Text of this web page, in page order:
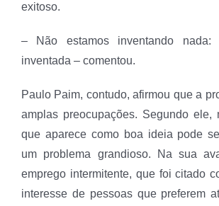
exitoso.
– Não estamos inventando
inventada – comentou.
Paulo Paim, contudo, afirmou que a
amplas preocupações. Segundo ele,
que aparece como boa ideia pode
um problema grandioso. Na sua
emprego intermitente, que foi citado
interesse de pessoas que preferem